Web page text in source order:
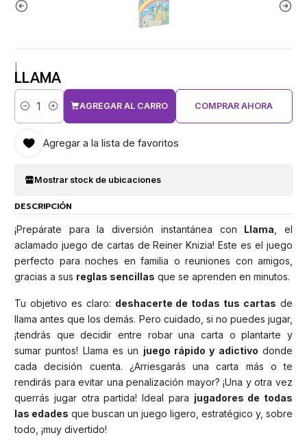
LLAMA
Cantidad
AGREGAR AL CARRO COMPRAR AHORA
Agregar a la lista de favoritos
Mostrar stock de ubicaciones
DESCRIPCIÓN
¡Prepárate para la diversión instantánea con Llama , el
aclamado juego de cartas de Reiner Knizia! Este es el juego
perfecto para noches en familia o reuniones con amigos,
gracias a sus reglas sencillas que se aprenden en minutos.
Tu objetivo es claro: deshacerte de todas tus cartas de
llama antes que los demás. Pero cuidado, si no puedes jugar,
¡tendrás que decidir entre robar una carta o plantarte y
sumar puntos! Llama es un juego rápido y adictivo donde
cada decisión cuenta. ¿Arriesgarás una carta más o te
rendirás para evitar una penalización mayor? ¡Una y otra vez
querrás jugar otra partida! Ideal para jugadores de todas
las edades que buscan un juego ligero, estratégico y, sobre
todo, ¡muy divertido!